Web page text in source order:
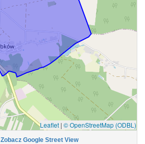
Leaflet | © OpenStreetMap (ODBL)
Zobacz Google Street View